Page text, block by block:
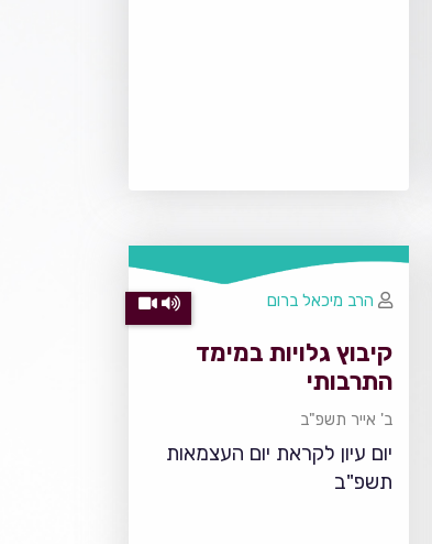
קיבוץ גלויות במימד
התרבותי
ב' אייר תשפ"ב
יום עיון לקראת יום העצמאות
תשפ"ב
הרב מיכאל ברום